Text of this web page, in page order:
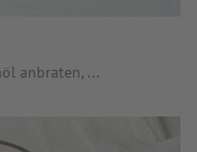
anbraten, ...